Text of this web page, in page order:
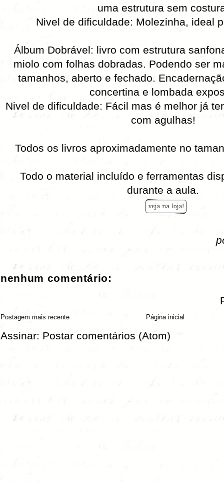
uma estrutura sem
Nivel de dificuldade: Molezinha, ideal
Álbum Dobrável: livro com estrutura
miolo com folhas dobradas. Podendo ser
tamanhos, aberto e fechado.
concertina e lombada
Nivel de dificuldade: Fácil mas é melhor já
com agulhas!
Todos os livros aproximadamente no
Todo o material incluído e ferramentas
durante a aula.
nenhum comentário:
Postagem mais recente Página inicial
Assinar: Postar comentários (Atom)